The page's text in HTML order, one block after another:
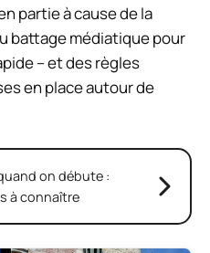
partie à cause de la
battage médiatique pour
– et des règles
en place autour de
on débute :
à connaître